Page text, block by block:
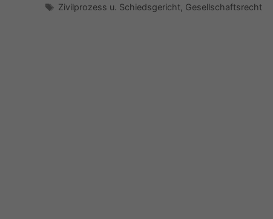
Schlagwörter
Zivilprozess u. Schiedsgericht, Gesellschaftsrecht